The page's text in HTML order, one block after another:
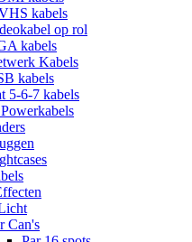
kabels
op rol
kabels
Kabels
kabels
5-6-7 kabels
Can's